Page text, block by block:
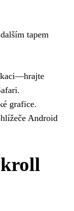
tapem
grafice.
Android